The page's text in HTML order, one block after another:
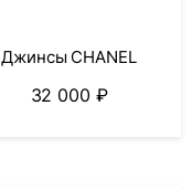
Джинсы CHANEL
32 000 ₽